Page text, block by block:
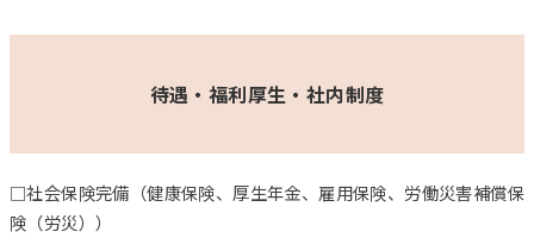
待遇 ・ 福利厚生・社内制度
□社会保険完備（健康保険、厚生年金、雇用保険、労働災害補償保
険（労災））